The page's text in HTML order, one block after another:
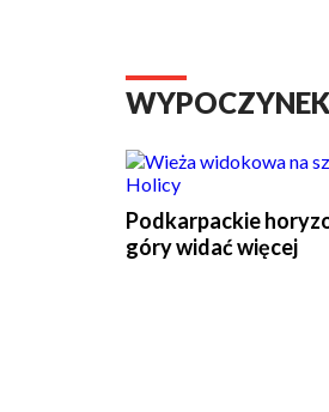
Podkarpackie
góry widać więcej